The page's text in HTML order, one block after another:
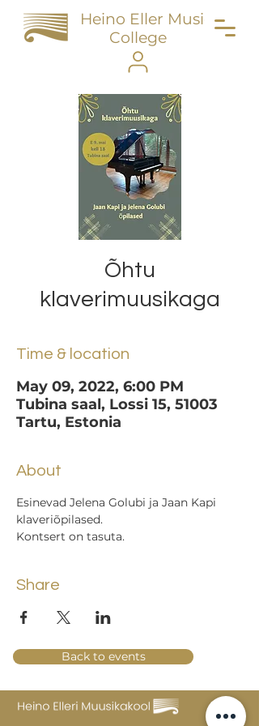
Heino Eller Music
College
Õhtu
klaverimuusikaga
Time & location
May 09, 2022, 6:00 PM
Tubina saal, Lossi 15, 51003
Tartu, Estonia
About
Esinevad Jelena Golubi ja Jaan Kapi
klaveriõpilased.
Kontsert on tasuta.
Share
Back to events